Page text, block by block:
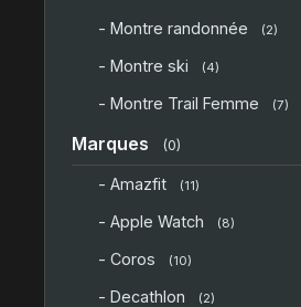
- Montre randonnée (2)
- Montre ski (4)
- Montre Trail Femme (7)
Marques (0)
- Amazfit (11)
- Apple Watch (8)
- Coros (10)
- Decathlon (2)